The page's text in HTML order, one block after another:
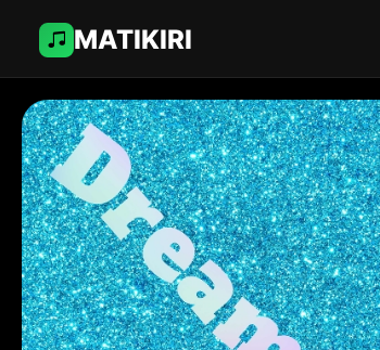
MATIKIRI